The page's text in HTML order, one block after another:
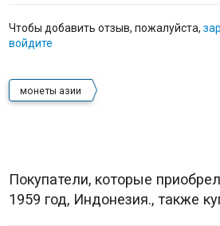
Чтобы добавить отзыв, пожалуйста,
войдите
монеты азии
Покупатели, которые
1959 год, Индонезия., также